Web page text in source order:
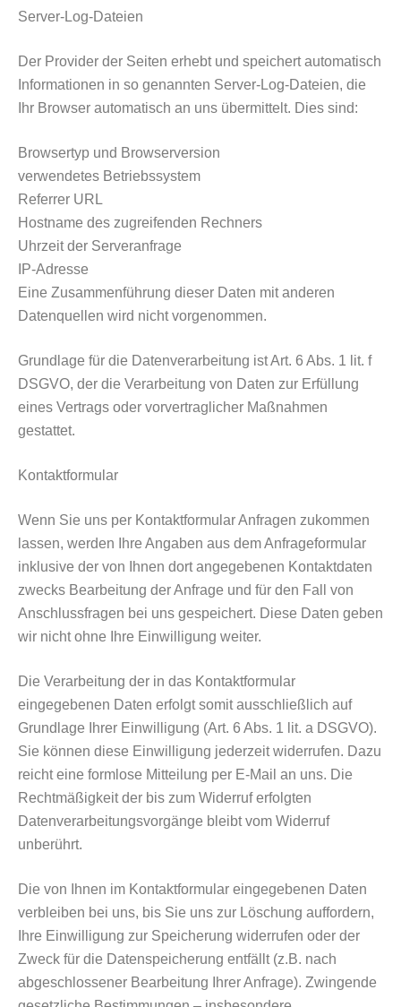
Server-Log-Dateien
Der Provider der Seiten erhebt und speichert automatisch
Informationen in so genannten Server-Log-Dateien, die
Ihr Browser automatisch an uns übermittelt. Dies sind:
Browsertyp und Browserversion
verwendetes Betriebssystem
Referrer URL
Hostname des zugreifenden Rechners
Uhrzeit der Serveranfrage
IP-Adresse
Eine Zusammenführung dieser Daten mit anderen
Datenquellen wird nicht vorgenommen.
Grundlage für die Datenverarbeitung ist Art. 6 Abs. 1 lit. f
DSGVO, der die Verarbeitung von Daten zur Erfüllung
eines Vertrags oder vorvertraglicher Maßnahmen
gestattet.
Kontaktformular
Wenn Sie uns per Kontaktformular Anfragen zukommen
lassen, werden Ihre Angaben aus dem Anfrageformular
inklusive der von Ihnen dort angegebenen Kontaktdaten
zwecks Bearbeitung der Anfrage und für den Fall von
Anschlussfragen bei uns gespeichert. Diese Daten geben
wir nicht ohne Ihre Einwilligung weiter.
Die Verarbeitung der in das Kontaktformular
eingegebenen Daten erfolgt somit ausschließlich auf
Grundlage Ihrer Einwilligung (Art. 6 Abs. 1 lit. a DSGVO).
Sie können diese Einwilligung jederzeit widerrufen. Dazu
reicht eine formlose Mitteilung per E-Mail an uns. Die
Rechtmäßigkeit der bis zum Widerruf erfolgten
Datenverarbeitungsvorgänge bleibt vom Widerruf
unberührt.
Die von Ihnen im Kontaktformular eingegebenen Daten
verbleiben bei uns, bis Sie uns zur Löschung auffordern,
Ihre Einwilligung zur Speicherung widerrufen oder der
Zweck für die Datenspeicherung entfällt (z.B. nach
abgeschlossener Bearbeitung Ihrer Anfrage). Zwingende